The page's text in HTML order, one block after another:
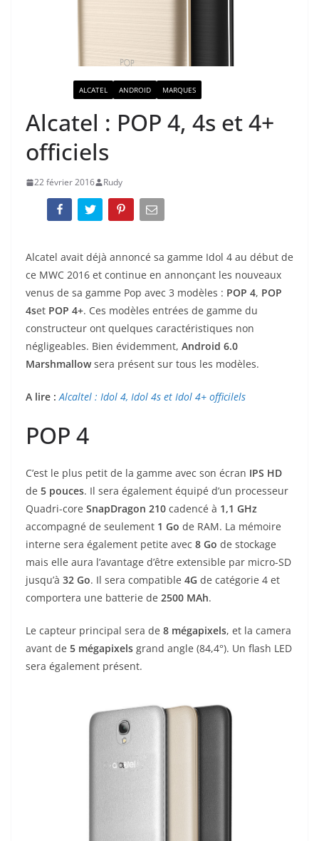
ALCATEL ANDROID MARQUES
Alcatel : POP 4, 4s et 4+
officiels
22 février 2016 Rudy
Alcatel avait déjà annoncé sa gamme Idol 4 au début de
ce MWC 2016 et continue en annonçant les nouveaux
venus de sa gamme Pop avec 3 modèles : POP 4, POP
4set POP 4+. Ces modèles entrées de gamme du
constructeur ont quelques caractéristiques non
négligeables. Bien évidemment, Android 6.0
Marshmallowsera présent sur tous les modèles.
A lire : Alcaltel : Idol 4, Idol 4s et Idol 4+ officilels
POP 4
C’est le plus petit de la gamme avec son écran IPS HD
de 5 pouces. Il sera également équipé d’un processeur
Quadri-core SnapDragon 210 cadencé à 1,1 GHz
accompagné de seulement 1 Go de RAM. La mémoire
interne sera également petite avec 8 Go de stockage
mais elle aura l’avantage d’être extensible par micro-SD
jusqu’à 32 Go. Il sera compatible 4G de catégorie 4 et
comportera une batterie de 2500 MAh.
Le capteur principal sera de 8 mégapixels, et la camera
avant de 5 mégapixels grand angle (84,4°). Un flash LED
sera également présent.